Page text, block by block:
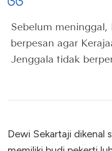
Sebelum meninggal,
berpesan agar
Jenggala tidak
Dewi Sekartaji dikenal